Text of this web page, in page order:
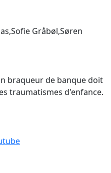
Gråbøl,Søren
braqueur de banque doit
traumatismes d'enfance.